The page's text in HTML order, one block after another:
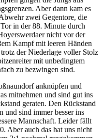
Aber dann kam es
zwei Gegentore, die
in der 88. Minute durch
nicht vor der
Kampf mit leeren Händen
der Niederlage voller Stolz
mit unbedingtem
zu bezwingen sind.
anknüpfen und
mitnehmen und sind gut ins
geraten. Den Rückstand
und sind immer besser ins
Mannschaft. Leider fällt
Aber auch das hat uns nicht